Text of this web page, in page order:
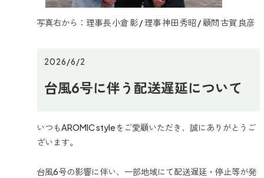
写真右から：理事長 小倉 彰 / 理事 神田 秀昭 / 顧問 古賀 良彦
2026/6/2
台風6号に伴う配送遅延について
いつもAROMIC styleをご愛顧いただき、誠にありがとうご
ざいます。
台風6号の影響に伴い、一部地域にて配送遅延・停止等が発